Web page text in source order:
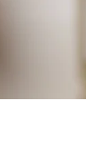
genossenschaft